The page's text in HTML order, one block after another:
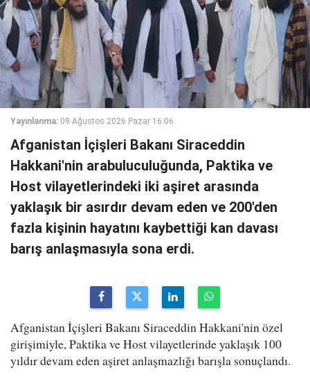
Yayınlanma: 09 Ağustos 2026 Pazar 16:06
Afganistan İçişleri Bakanı Siraceddin
Hakkani'nin arabuluculuğunda, Paktika ve
Host vilayetlerindeki iki aşiret arasında
yaklaşık bir asırdır devam eden ve 200'den
fazla kişinin hayatını kaybettiği kan davası
barış anlaşmasıyla sona erdi.
Afganistan İçişleri Bakanı Siraceddin Hakkani'nin özel
girişimiyle, Paktika ve Host vilayetlerinde yaklaşık 100
yıldır devam eden aşiret anlaşmazlığı barışla sonuçlandı.